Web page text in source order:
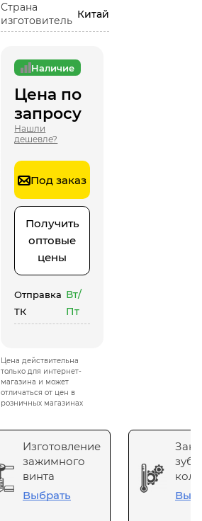
Страна
изготовитель
Китай
Наличие
Цена по
запросу
Нашли
дешевле?
Под заказ
Получить
оптовые
цены
Отправка
ТК
Вт/
Пт
Цена действительна
только для интернет-
магазина и может
отличаться от цен в
розничных магазинах
Изготовление
зажимного
винта
Выбрать